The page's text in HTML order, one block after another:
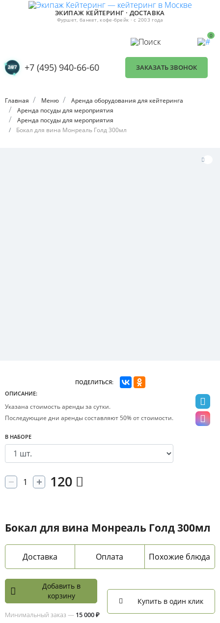
ЭКИПАЖ КЕЙТЕРИНГ · ДОСТАВКА
Фуршет, банкет, кофе-брейк · с 2003 года
0
+7 (495) 940-66-60 ЗАКАЗАТЬ ЗВОНОК
Главная Меню
Аренда оборудования для кейтеринга
Аренда посуды для мероприятия
Аренда посуды для мероприятия
Бокал для вина Монреаль Голд 300мл
ПОДЕЛИТЬСЯ:
Бокал для вина Монреаль Голд 300мл
Доставка Оплата Похожие блюда
ОПИСАНИЕ:
Указана стоимость аренды за сутки.
Последующие дни аренды составляют 50% от стоимости.
В НАБОРЕ
120
Добавить в
корзину
Минимальный заказ — 15 000 ₽
Купить в один клик